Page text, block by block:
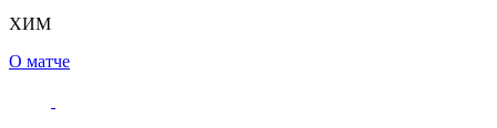
ХИМ
О матче